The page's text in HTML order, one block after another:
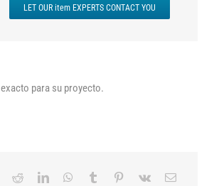
LET OUR item EXPERTS CONTACT YOU
para su proyecto.